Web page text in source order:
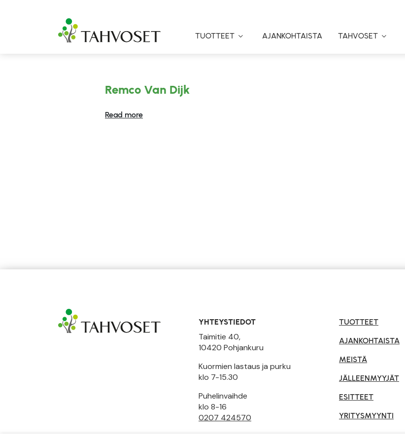
TUOTTEET
Toggle
AJANKOHTAISTA TAHVOSET
Toggle
Remco Van Dijk
Read more
YHTEYSTIEDOT
Taimitie 40,
10420 Pohjankuru
Kuormien lastaus ja purku
klo 7-15.30
Puhelinvaihde
klo 8-16
0207 424570
TUOTTEET
AJANKOHTAISTA
MEISTÄ
JÄLLEENMYYJÄT
ESITTEET
YRITYSMYYNTI